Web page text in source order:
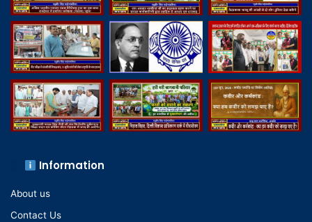
Information
About us
Contact Us